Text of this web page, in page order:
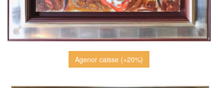
Agenor caisse (+20%)